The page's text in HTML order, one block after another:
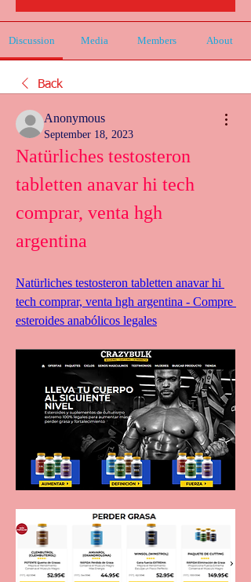
Discussion Media Members About
Back
Anonymous
September 18, 2023
Natürliches testosteron
tabletten anavar hi tech
comprar, venta hgh
argentina
Natürliches testosteron tabletten anavar hi
tech comprar, venta hgh argentina - Compre
esteroides anabólicos legales